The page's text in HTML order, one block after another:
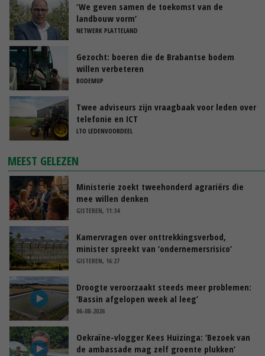
‘We geven samen de toekomst van de
landbouw vorm’
NETWERK PLATTELAND
Gezocht: boeren die de Brabantse bodem
willen verbeteren
BODEMUP
Twee adviseurs zijn vraagbaak voor leden over
telefonie en ICT
LTO LEDENVOORDEEL
MEEST GELEZEN
Ministerie zoekt tweehonderd agrariërs die
mee willen denken
GISTEREN, 11:34
Kamervragen over onttrekkingsverbod,
minister spreekt van ‘ondernemersrisico’
GISTEREN, 16:27
Droogte veroorzaakt steeds meer problemen:
‘Bassin afgelopen week al leeg’
06-08-2026
Oekraïne-vlogger Kees Huizinga: ‘Bezoek van
de ambassade mag zelf groente plukken’